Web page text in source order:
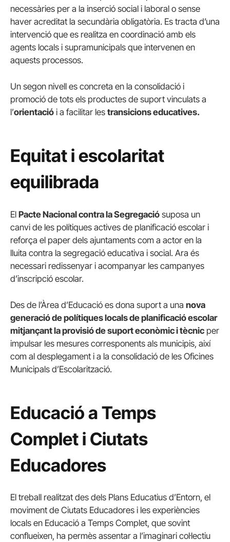
necessàries per a la inserció social i laboral o sense
haver acreditat la secundària obligatòria. Es tracta d’una
intervenció que es realitza en coordinació amb els
agents locals i supramunicipals que intervenen en
aquests processos.
Un segon nivell es concreta en la consolidació i
promoció de tots els productes de suport vinculats a
l’orientació i a facilitar les transicions educatives.
Equitat i escolaritat
equilibrada
El Pacte Nacional contra la Segregació suposa un
canvi de les polítiques actives de planificació escolar i
reforça el paper dels ajuntaments com a actor en la
lluita contra la segregació educativa i social. Ara és
necessari redissenyar i acompanyar les campanyes
d’inscripció escolar.
Des de l’Àrea d’Educació es dona suport a una nova
generació de polítiques locals de planificació escolar
mitjançant la provisió de suport econòmic i tècnic per
impulsar les mesures corresponents als municipis, així
com al desplegament i a la consolidació de les Oficines
Municipals d’Escolarització.
Educació a Temps
Complet i Ciutats
Educadores
El treball realitzat des dels Plans Educatius d’Entorn, el
moviment de Ciutats Educadores i les experiències
locals en Educació a Temps Complet, que sovint
conflueixen, ha permès assentar a l’imaginari col·lectiu